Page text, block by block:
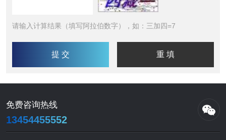
请输入计算结果（填写阿拉伯数字），如：三加四=7
免费咨询热线
13454455552